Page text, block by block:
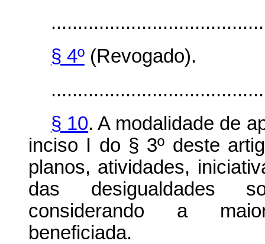
§ 4º(Revogado).
§ 10. A modalidade de
inciso I do § 3º deste
planos, atividades,
das desigualdades
considerando a
beneficiada.